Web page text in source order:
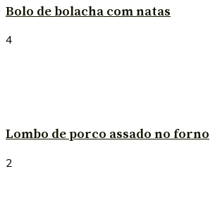
Bolo de bolacha com natas
4
Lombo de porco assado no forno
2